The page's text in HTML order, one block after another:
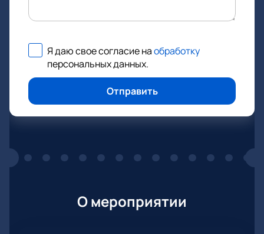
Я даю свое согласие наобработку
персональных данных.
Отправить
О мероприятии